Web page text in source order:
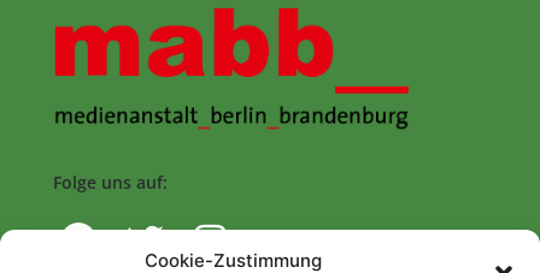
Cookie-Zustimmung
Folge uns auf: